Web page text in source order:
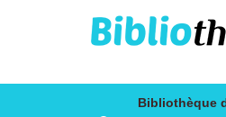
Bibliothèque